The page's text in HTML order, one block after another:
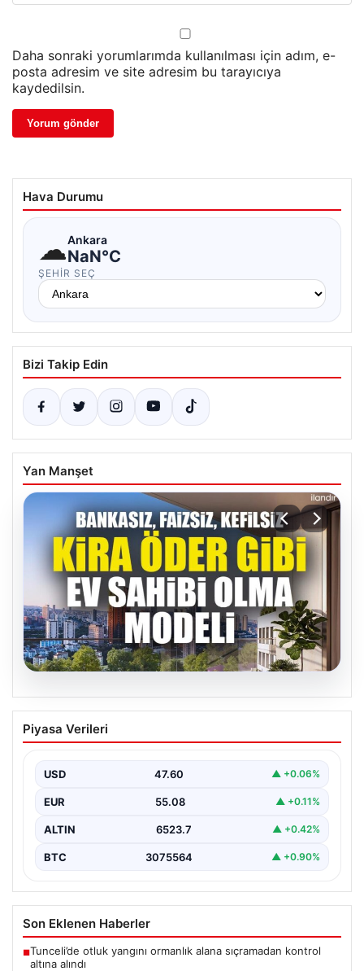
Daha sonraki yorumlarımda kullanılması için adım, e-
posta adresim ve site adresim bu tarayıcıya
kaydedilsin.
Hava Durumu
☁Ankara
NaN°C
ŞEHIR SEÇ
Bizi Takip Edin
Yan Manşet
DAP Yapı’dan bir ilk! Emlak Konut
güvencesi Dap vizyonuyla kendi
Piyasa Verileri
USD 47.60 ▲ +0.06%
EUR 55.08 ▲ +0.11%
ALTIN 6523.7 ▲ +0.42%
BTC 3075564 ▲ +0.90%
Son Eklenen Haberler
■Tunceli’de otluk yangını ormanlık alana sıçramadan kontrol
altına alındı